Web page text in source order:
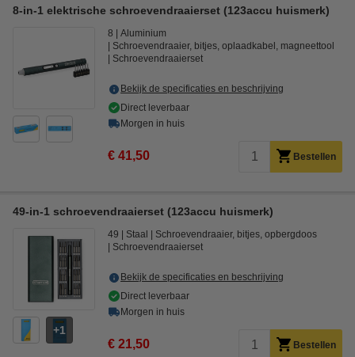
8-in-1 elektrische schroevendraaierset (123accu huismerk)
8
Aluminium
Schroevendraaier, bitjes, oplaadkabel, magneettool
Schroevendraaierset
Bekijk de specificaties en beschrijving
Direct leverbaar
Morgen in huis
€ 41,50 Bestellen
49-in-1 schroevendraaierset (123accu huismerk)
1
49 Staal
Schroevendraaier, bitjes, opbergdoos
Schroevendraaierset
Bekijk de specificaties en beschrijving
Direct leverbaar
Morgen in huis
€ 21,50 Bestellen